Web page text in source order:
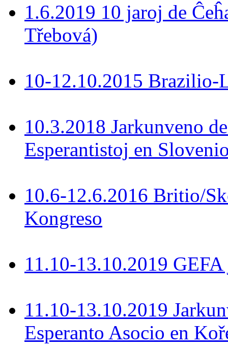
1.6.2019 10 jaroj de
Třebová)
10-12.10.2015
10.3.2018 Jarkunveno
Esperantistoj en
10.6-12.6.2016 Britio/
Kongreso
11.10-13.10.2019
11.10-13.10.2019
Esperanto Asocio en